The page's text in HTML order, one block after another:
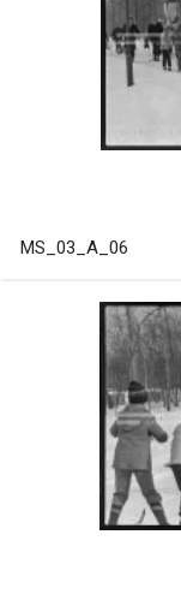
MS_03_A_06